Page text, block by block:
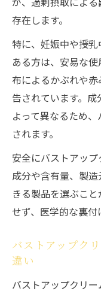
存在します。
特に、妊娠中や授
ある方は、安易な
布によるかぶれや
告されています。
よって異なるため
されます。
安全にバストアッ
成分や含有量、製
きる製品を選ぶこ
せず、医学的な裏付
バストアップク
違い
バストアップクリ